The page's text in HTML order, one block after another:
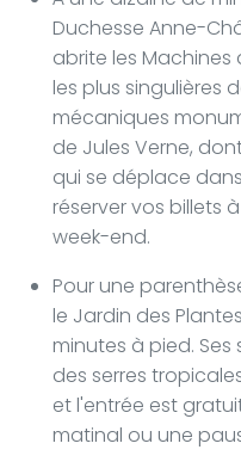
Duchesse Anne-
abrite les Machines
les plus singulières
mécaniques
de Jules Verne,
qui se déplace
réserver vos billets
week-end.
Pour une
le Jardin des
minutes à pied.
des serres
et l'entrée est
matinal ou une